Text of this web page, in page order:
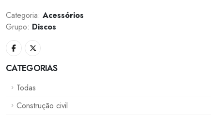
CATEGORIAS
Todas
Construção civil
Categoria: Acessórios
Grupo: Discos